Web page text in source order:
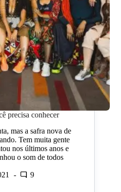
precisa conhecer
mas a safra nova de
Tem muita gente
nos últimos anos e
o som de todos
9